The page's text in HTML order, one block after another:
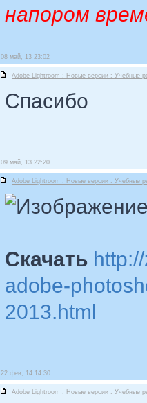
напором
08 май, 13 23:02
Adobe Lightroom : Новые версии : Учебные
Спасибо
09 май, 13 22:20
Adobe Lightroom : Новые версии : Учебные
Скачать
adobe-
2013.html
22 фев, 14 14:30
Adobe Lightroom : Новые версии : Учебные